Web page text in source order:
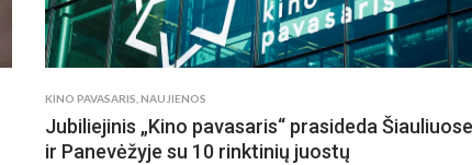
11
SKIRTINGŲ
ŠALIŲ
KINO PAVASARIS ,NAUJIENOS
Jubiliejinis „Kino pavasaris“ prasideda
ir Panevėžyje su 10 rinktinių juostų